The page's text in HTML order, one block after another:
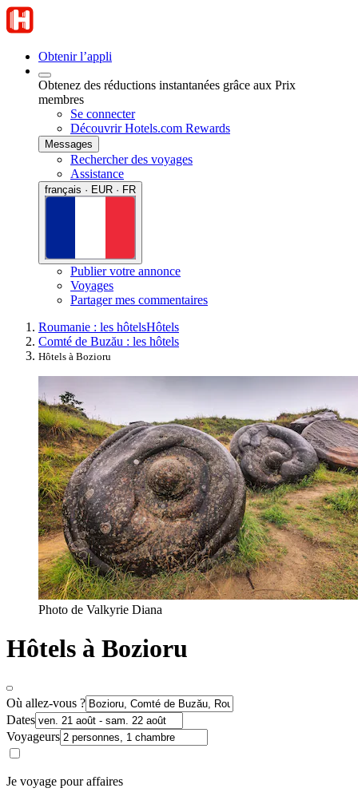
Obtenir l’appli
Obtenez des réductions instantanées grâce aux Prix
membres
Se connecter
Découvrir Hotels.com Rewards
Messages
Rechercher des voyages
Assistance
français · EUR · FR
Publier votre annonce
Voyages
Partager mes commentaires
Roumanie : les hôtelsHôtels
Comté de Buzău : les hôtels
Hôtels à Bozioru
Photo de Valkyrie Diana
Hôtels à Bozioru
Où allez-vous ?
Dates
Voyageurs
Je voyage pour affaires